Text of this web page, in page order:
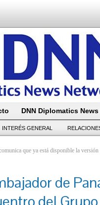
DNN Diplomatics
INTERÉS GENERAL
que ya está disponible la
de